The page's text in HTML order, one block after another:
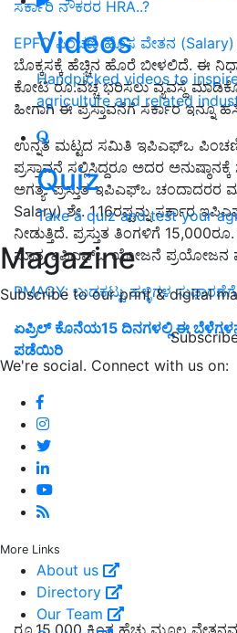
Videos
Handpicked videos to
agriculture and related
Quiz
Take a quiz and test your
Magazine
Subscribe to our print & digital
We're social. Connect with us on:
More Links
About us
Directory
Our Team
ಸರ್ಕಾರಿ ನೌಕರರ HRA..?
EPFO ಪಿಂಚಣಿ ಹೊಸ ವೇತನ (Salary)
ಬೊಕ್ಕಸಕ್ಕೆ ಹೆಚ್ಚಿನ ಹೊರೆ ಬೀಳಲಿದೆ. ಈ
ಕೋಟಿ ರೂ.ವೆಚ್ಚ ಭರಿಸಲು ವ್ಯವಸ್ಥೆ
ಹೀಗಾಗಿ ಈ ಪ್ರಸ್ತಾವನೆಗೆ ಸರ್ಕಾರ ಇನ್ನೂ
ಉನ್ನತ ಮಟ್ಟದ ಸಮಿತಿ ಇಪಿಎಫ್ಒ ಪಿಂಚಣಿ
ಪ್ರಸ್ತಾವನೆ ಸಲ್ಲಿಸಿದ್ದರೂ ಅದರ
ಅಗತ್ಯ. ಪ್ರಸ್ತುತ ಇಪಿಎಫ್ಒ ಚಂದಾದರರ
Salary) ಶೇ. 1.16ರಷ್ಟನ್ನು ಸರ್ಕಾರ
ನೀಡುತ್ತಿದೆ. ಪ್ರಸ್ತುತ ತಿಂಗಳಿಗೆ
ಮಾತ್ರ ಇಪಿಎಫ್ಒ ಯೋಜನೆ ಪ್ರಯೋಜನ
PMAGY: ಬುಡಕಟ್ಟು ಹಳ್ಳಿಗಳ
ಏಪ್ರಿಲ್ ಕೊನೆಯ15 ದಿನಗಳಲ್ಲಿ ಈ
ಪಡೆಯಿರಿ